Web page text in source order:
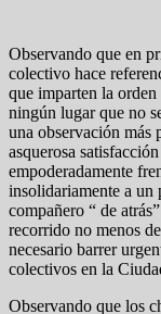
Observando que en
colectivo hace
que imparten la
ningún lugar que no
una observación más
asquerosa
empoderadamente
insolidariamente a un
compañero “ de
recorrido no menos
necesario barrer
colectivos en la
Observando que los